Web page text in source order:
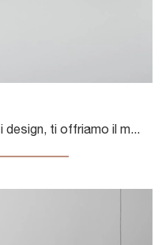
Se sei alla ricerca di tavoli fissi design, ti offriamo il modello da pranzo in HPL Febo della firma De Rosso.